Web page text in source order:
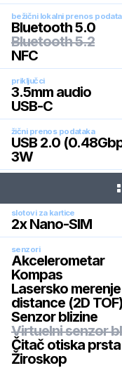
bežični lokalni prenos
Bluetooth 5.0
Bluetooth 5.2
NFC
priključci
3.5mm audio
USB-C
žični prenos podataka
USB 2.0
3W
slotovi za kartice
2x Nano-SIM
senzori
Akcelerometar
Kompas
Lasersko merenje
distance (2D TOF)
Senzor blizine
Virtuelni senzor
Čitač otiska prsta
Žiroskop